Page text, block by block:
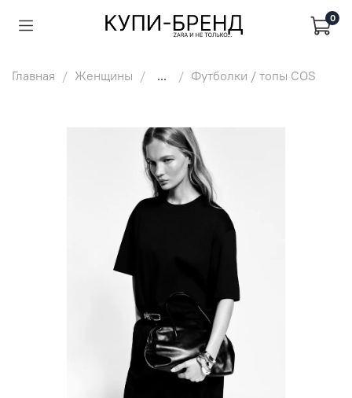
0
Главная Женщины ... Футболки / топы COS